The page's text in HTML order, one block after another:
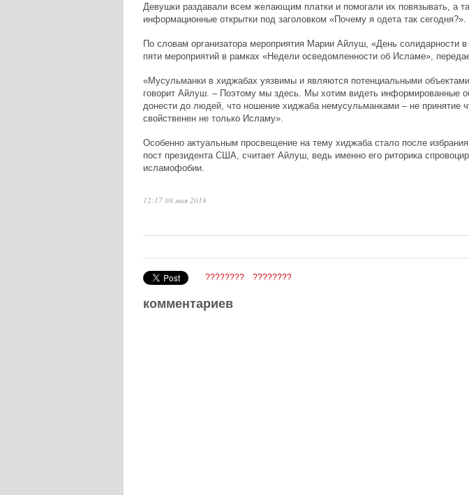
Девушки раздавали всем желающим платки и помогали их повязывать, а
информационные открытки под заголовком «Почему я одета так сегодня?».
По словам организатора мероприятия Марии Айлуш, «День солидарности
пяти мероприятий в рамках «Недели осведомленности об Исламе»,
«Мусульманки в хиджабах уязвимы и являются потенциальными
говорит Айлуш. – Поэтому мы здесь. Мы хотим видеть информированные
донести до людей, что ношение хиджаба немусульманками – не принятие
свойственен не только Исламу».
Особенно актуальным просвещение на тему хиджаба стало после
пост президента США, считает Айлуш, ведь именно его риторика
исламофобии.
12:17 08 мая 2018
???????? ????????
комментариев